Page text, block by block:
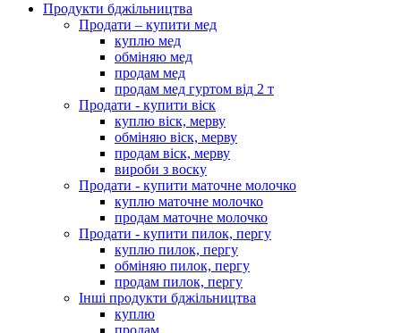
Продукти бджільництва
Продати – купити мед
куплю мед
обміняю мед
продам мед
продам мед гуртом від 2 т
Продати - купити віск
куплю віск, мерву
обміняю віск, мерву
продам віск, мерву
вироби з воску
Продати - купити маточне молочко
куплю маточне молочко
продам маточне молочко
Продати - купити пилок, пергу
куплю пилок, пергу
обміняю пилок, пергу
продам пилок, пергу
Інші продукти бджільництва
куплю
продам